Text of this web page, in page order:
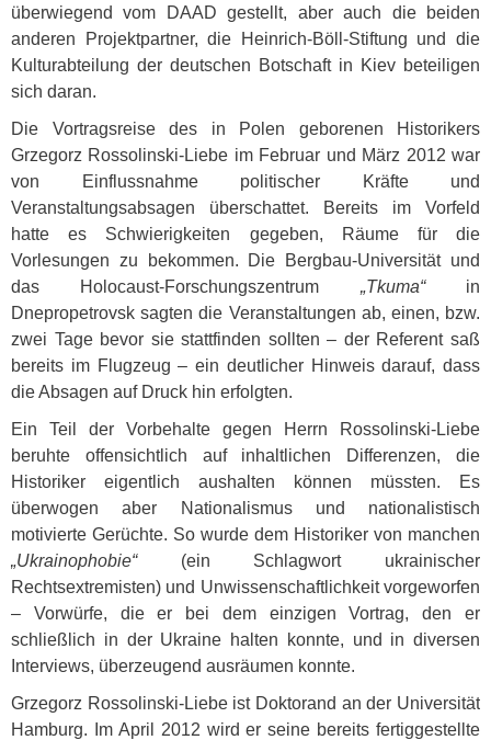
überwiegend vom
DAAD gestellt, aber auch die beiden
anderen Projektpartner, die Heinrich-Böll-Stiftung und die
Kulturabteilung der deutschen Botschaft in Kiev beteiligen
sich daran.
Die Vortragsreise des in Polen geborenen Historikers
Grzegorz Rossolinski-Liebe im Februar und März 2012 war
von Einflussnahme politischer Kräfte und
Veranstaltungsabsagen überschattet. Bereits im Vorfeld
hatte es Schwierigkeiten gegeben, Räume für die
Vorlesungen zu bekommen. Die Bergbau-Universität und
das Holocaust-Forschungszentrum „Tkuma“in
Dnepropetrovsk sagten die Veranstaltungen ab, einen, bzw.
zwei Tage bevor sie stattfinden sollten – der Referent saß
bereits im Flugzeug – ein deutlicher Hinweis darauf, dass
die Absagen auf Druck hin erfolgten.
Ein Teil der Vorbehalte gegen Herrn Rossolinski-Liebe
beruhte offensichtlich auf inhaltlichen Differenzen, die
Historiker eigentlich aushalten können müssten. Es
überwogen aber Nationalismus und nationalistisch
motivierte Gerüchte. So wurde dem Historiker von manchen
„Ukrainophobie“(ein Schlagwort ukrainischer
Rechtsextremisten) und Unwissenschaftlichkeit vorgeworfen
– Vorwürfe, die er bei dem einzigen Vortrag, den er
schließlich in der Ukraine halten konnte, und in diversen
Interviews, überzeugend ausräumen konnte.
Grzegorz Rossolinski-Liebe ist Doktorand an der Universität
Hamburg. Im April 2012 wird er seine bereits fertiggestellte